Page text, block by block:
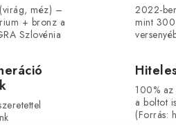
méz) –
+ bronz a
Szlovénia
2022-
mint
100%
a boltot
(Forrás: